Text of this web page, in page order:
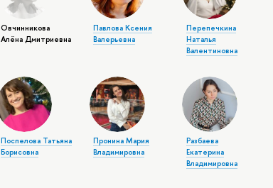
Овчинникова
Алёна Дмитриевна
Павлова Ксения
Валерьевна
Перепечкина
Наталья
Валентиновна
Поспелова Татьяна
Борисовна
Пронина Мария
Владимировна
Разбаева
Екатерина
Владимировна